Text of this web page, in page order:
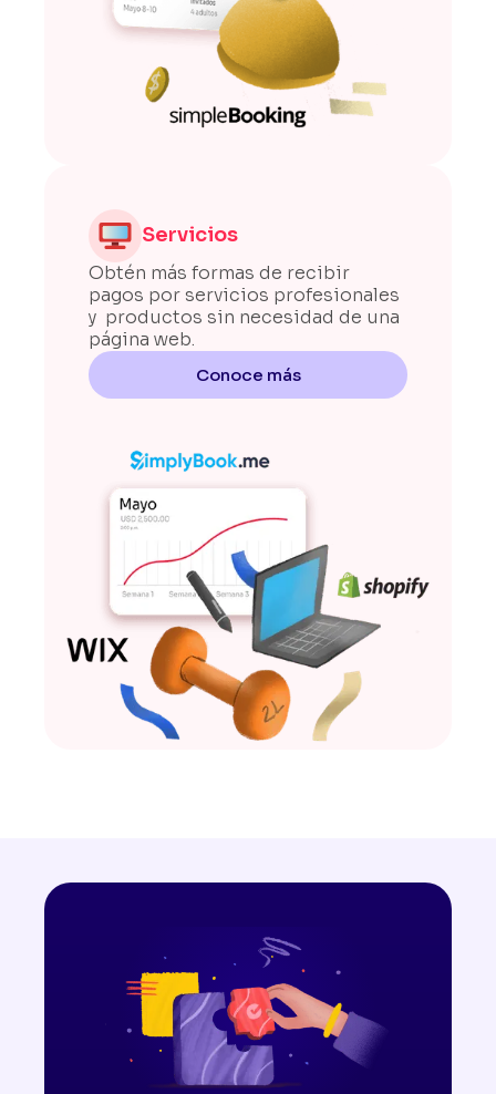
Servicios
Obtén más formas de recibir
pagos por servicios profesionales
y productos sin necesidad de una
página web.
Conoce más